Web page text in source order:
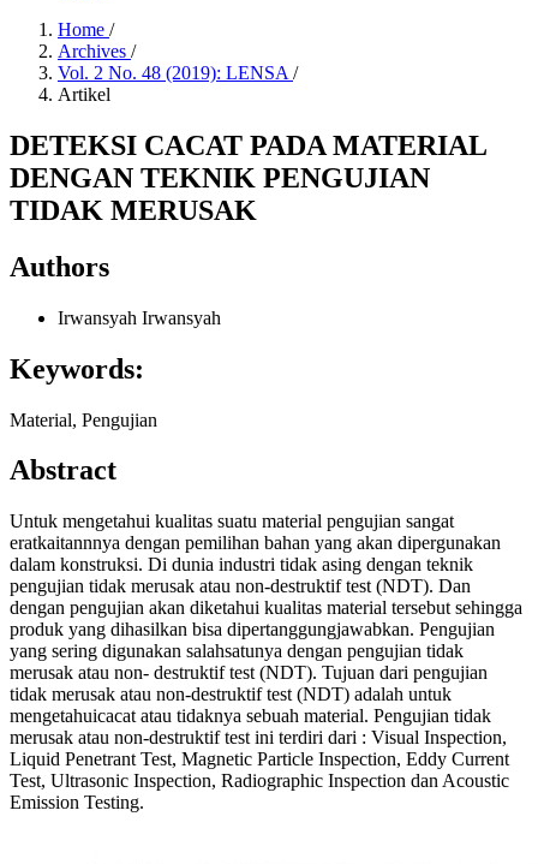
Home /
Archives /
Vol. 2 No. 48 (2019): LENSA /
Artikel
DETEKSI CACAT PADA MATERIAL
DENGAN TEKNIK PENGUJIAN
TIDAK MERUSAK
Authors
Irwansyah Irwansyah
Keywords:
Material, Pengujian
Abstract
Untuk mengetahui kualitas suatu material pengujian sangat
eratkaitannnya dengan pemilihan bahan yang akan dipergunakan
dalam konstruksi. Di dunia industri tidak asing dengan teknik
pengujian tidak merusak atau non-destruktif test (NDT). Dan
dengan pengujian akan diketahui kualitas material tersebut sehingga
produk yang dihasilkan bisa dipertanggungjawabkan. Pengujian
yang sering digunakan salahsatunya dengan pengujian tidak
merusak atau non- destruktif test (NDT). Tujuan dari pengujian
tidak merusak atau non-destruktif test (NDT) adalah untuk
mengetahuicacat atau tidaknya sebuah material. Pengujian tidak
merusak atau non-destruktif test ini terdiri dari : Visual Inspection,
Liquid Penetrant Test, Magnetic Particle Inspection, Eddy Current
Test, Ultrasonic Inspection, Radiographic Inspection dan Acoustic
Emission Testing.